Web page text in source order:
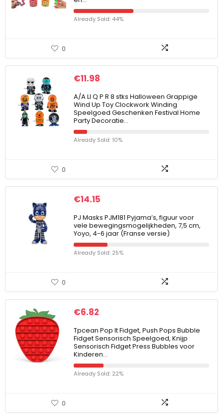
Already Sold: 44%
0
€11.98
A/A LI Q P R 8 stks Halloween Grappige
Wind Up Toy Clockwork Winding
Speelgoed Geschenken Festival Home
Party Decoratie…
Already Sold: 10%
0
€14.15
PJ Masks PJM181 Pyjama’s, figuur voor
vele bewegingsmogelijkheden, 7,5 cm,
Yoyo, 4-6 jaar (Franse versie)
Already Sold: 25%
0
€6.82
Tpcean Pop It Fidget, Push Pops Bubble
Fidget Sensorisch Speelgoed, Knijp
Sensorisch Fidget Press Bubbles voor
Kinderen…
Already Sold: 22%
0